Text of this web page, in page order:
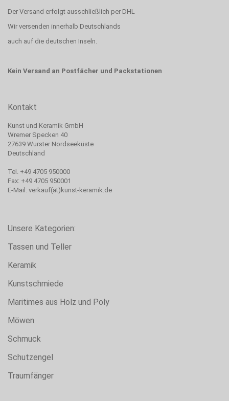
Der Versand erfolgt ausschließlich per DHL
Wir versenden innerhalb Deutschlands
auch auf die deutschen Inseln.
Kein Versand an Postfächer und Packstationen
Kontakt
Kunst und Keramik GmbH
Wremer Specken 40
27639 Wurster Nordseeküste
Deutschland
Tel. +49 4705 950000
Fax: +49 4705 950001
E-Mail: verkauf(ät)kunst-keramik.de
Unsere Kategorien:
Tassen und Teller
Keramik
Kunstschmiede
Maritimes aus Holz und Poly
Möwen
Schmuck
Schutzengel
Traumfänger